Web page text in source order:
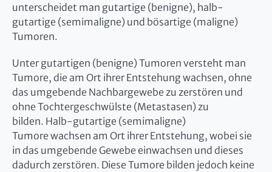
unterscheidet man gutartige (benigne), halb-
gutartige (semimaligne) und bösartige (maligne)
Tumoren.
Unter gutartigen (benigne) Tumoren versteht man
Tumore, die am Ort ihrer Entstehung wachsen, ohne
das umgebende Nachbargewebe zu zerstören und
ohne Tochtergeschwülste (Metastasen) zu
bilden. Halb-gutartige (semimaligne)
Tumore wachsen am Ort ihrer Entstehung, wobei sie
in das umgebende Gewebe einwachsen und dieses
dadurch zerstören. Diese Tumore bilden jedoch keine